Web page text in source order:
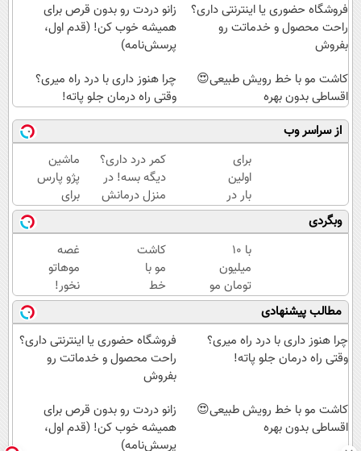
فروشگاه حضوری یا اینترنتی داری؟
راحت محصول و خدماتت رو
بفروش
زانو دردت رو بدون قرص برای
همیشه خوب کن! (قدم اول،
پرسش‌نامه)
کاشت مو با خط رویش طبیعی😍
اقساطی بدون بهره
چرا هنوز داری با درد راه میری؟
وقتی راه درمان جلو پاته!
از سراسر وب
برای
اولین
بار در
ایران
🇮🇷
این
دکتر
کرم
ترمیم
کننده
23
روزه
کمر درد داری؟
دیگه بسه! در
منزل درمانش
کن
(◀پرسش‌نامه)
ماشین
پژو پارس
برای
فروش
داری؟
اینجا
سریع
بفروشش
وبگردی
با 10
میلیون
تومان مو
بکار
قسطی
پرداختش
کن😍
کاشت
مو با
خط
رویش
طبیعی
😍
اقساطی
بدون
غصه
موهاتو
نخور!
اینجا با
تراکم بالا
مو بکار
قسطی
مطالب پیشنهادی
چرا هنوز داری با درد راه میری؟
وقتی راه درمان جلو پاته!
فروشگاه حضوری یا اینترنتی داری؟
راحت محصول و خدماتت رو
بفروش
کاشت مو با خط رویش طبیعی😍
اقساطی بدون بهره
زانو دردت رو بدون قرص برای
همیشه خوب کن! (قدم اول،
پرسش‌نامه)